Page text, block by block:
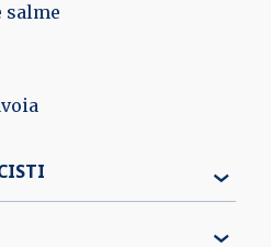
salme